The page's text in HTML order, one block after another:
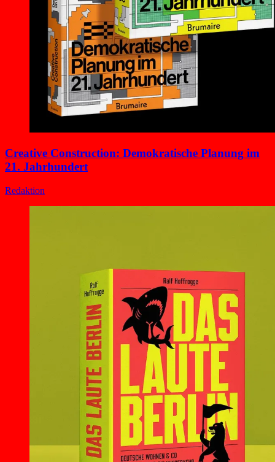
Creative Construction: Demokratische Planung im
21. Jahrhundert
Redaktion